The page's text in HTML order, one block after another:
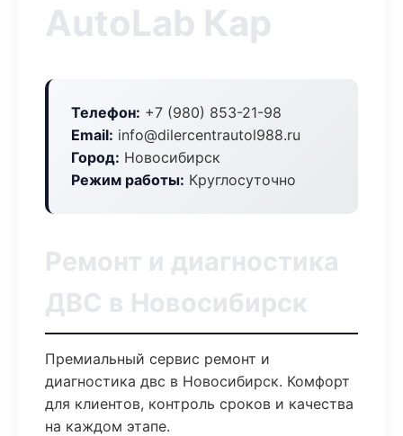
AutoLab Кар
Телефон: +7 (980) 853-21-98
Email: info@dilercentrautol988.ru
Город: Новосибирск
Режим работы: Круглосуточно
Ремонт и диагностика
ДВС в Новосибирск
Премиальный сервис ремонт и
диагностика двс в Новосибирск. Комфорт
для клиентов, контроль сроков и качества
на каждом этапе.